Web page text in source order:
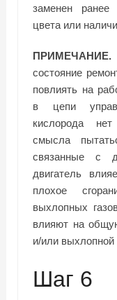
заменен ранее
цвета или
ПРИМЕЧАНИЕ.
состояние
повлиять на
в цепи
кислорода
смысла
связанные с
двигатель
плохое
выхлопных
влияют на
и/или
Шаг 6